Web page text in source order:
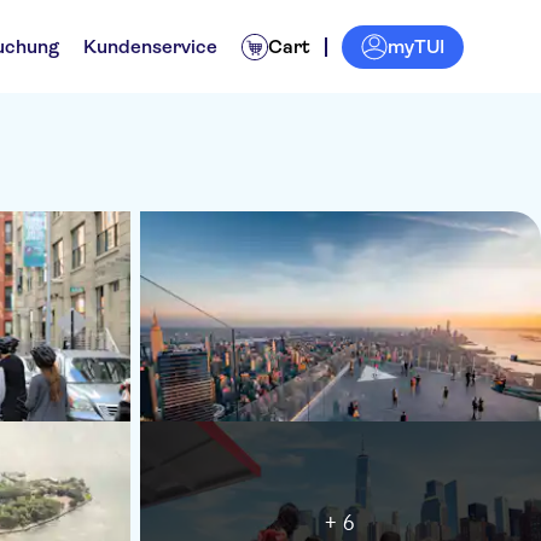
Kundenservice Cart myTUI
+ 6